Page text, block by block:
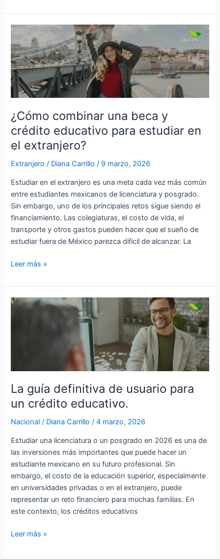
¿Cómo combinar una beca y
crédito educativo para estudiar en
el extranjero?
Extranjero / Diana Carrillo/ 9 marzo, 2026
Estudiar en el extranjero es una meta cada vez más común
entre estudiantes mexicanos de licenciatura y posgrado.
Sin embargo, uno de los principales retos sigue siendo el
financiamiento. Las colegiaturas, el costo de vida, el
transporte y otros gastos pueden hacer que el sueño de
estudiar fuera de México parezca difícil de alcanzar. La
combinar
una
beca
y
crédito
educativo
para
estudiar
en
el
extranjero?
Leer más »
La guía definitiva de usuario para
un crédito educativo.
Nacional / Diana Carrillo/4 marzo, 2026
Estudiar una licenciatura o un posgrado en 2026 es una de
las inversiones más importantes que puede hacer un
estudiante mexicano en su futuro profesional. Sin
embargo, el costo de la educación superior, especialmente
en universidades privadas o en el extranjero, puede
representar un reto financiero para muchas familias. En
este contexto, los créditos educativos
La
un
crédito
educativo.
Leer más »